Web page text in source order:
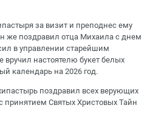
за визит и преподнес ему
же поздравил отца Михаила с днем
в управлении старейшим
вручил настоятелю букет белых
календарь на 2026 год.
поздравил всех верующих
принятием Святых Христовых Тайн